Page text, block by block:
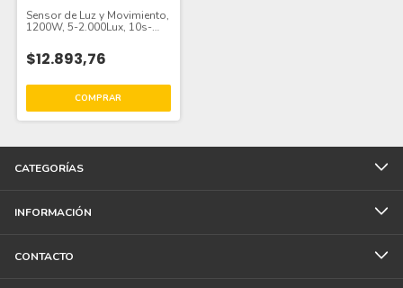
Sensor de Luz y Movimiento,
1200W, 5-2.000Lux, 10s-
$12.893,76
CATEGORÍAS
INFORMACIÓN
CONTACTO